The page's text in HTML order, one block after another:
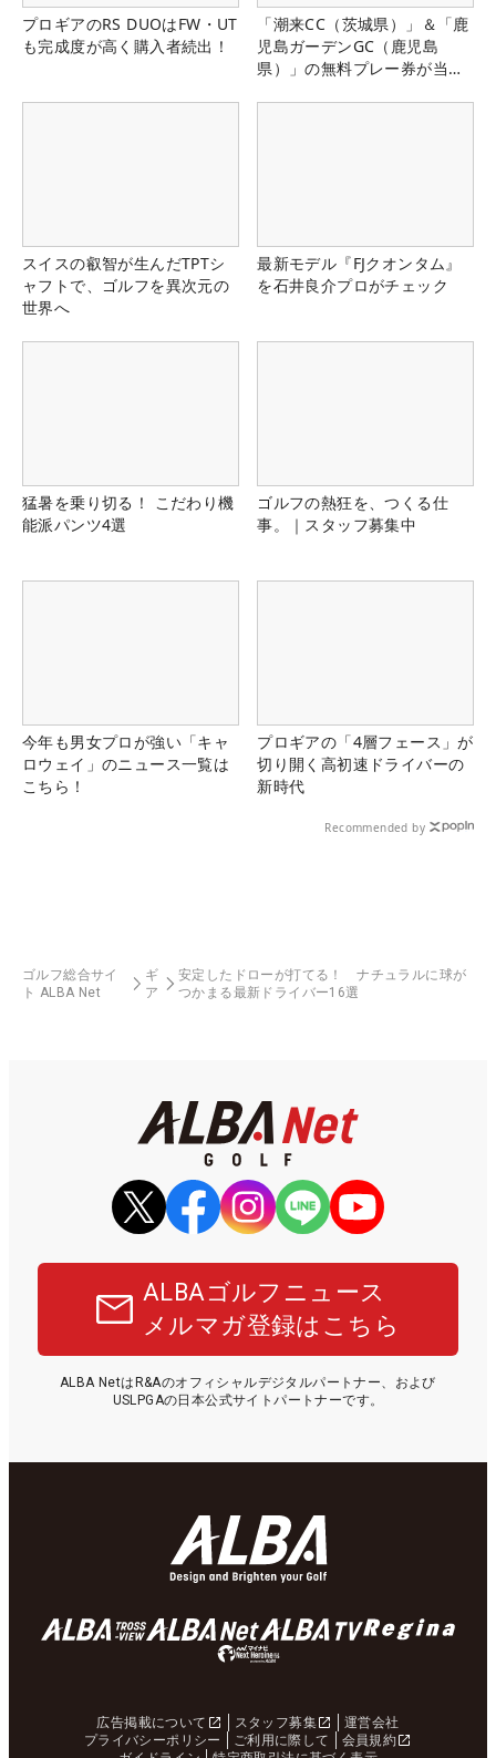
プロギアのRS DUOはFW・UT
も完成度が高く購入者続出！
「潮来CC（茨城県）」＆「鹿
児島ガーデンGC（鹿児島
県）」の無料プレー券が当た
スイスの叡智が生んだTPTシ
ャフトで、ゴルフを異次元の
世界へ
最新モデル『FJクオンタム』
を石井良介プロがチェック
猛暑を乗り切る！ こだわり機
能派パンツ4選
ゴルフの熱狂を、つくる仕
事。｜スタッフ募集中
今年も男女プロが強い「キャ
ロウェイ」のニュース一覧は
こちら！
プロギアの「4層フェース」が
切り開く高初速ドライバーの
新時代
Recommended by
ゴルフ総合サイ
ト ALBA Net
ギ
ア
安定したドローが打てる！ ナチュラルに球が
つかまる最新ドライバー16選
ALBAゴルフニュース
メルマガ登録はこちら
ALBA NetはR&Aのオフィシャルデジタルパートナー、および
USLPGAの日本公式サイトパートナーです。
広告掲載について スタッフ募集
運営会社
プライバシーポリシー
ご利用に際して
会員規約